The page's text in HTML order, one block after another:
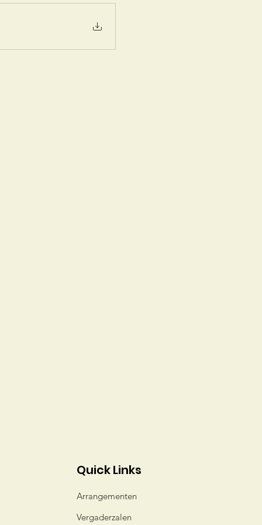
Quick Links
Arrangementen
Vergaderzalen